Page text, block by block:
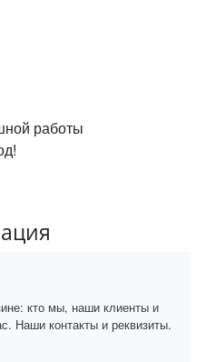
работы
кто мы, наши клиенты и
Наши контакты и реквизиты.